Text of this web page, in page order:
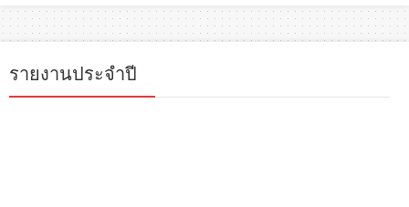
รายงานประจำปี